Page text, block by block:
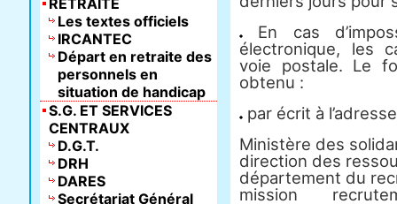
En cas
électronique, les
voie postale. Le
obtenu :
par écrit à
Ministère des
direction des
département du
mission
RETRAITE
Les textes officiels
IRCANTEC
Départ en retraite des
personnels en
situation de handicap
S.G. ET SERVICES
CENTRAUX
D.G.T.
DRH
DARES
Secrétariat Général